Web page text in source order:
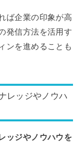
ば企業の印象が高
発信方法を活用す
ンを進めることも
レッジやノウハ
ッジやノウハウを